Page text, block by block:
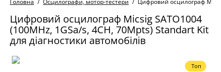
Головна Осцилографи, мотор-тестери Цифровий осцилограф
Цифровий осцилограф Micsig SATO1004
(100MHz, 1GSa/s, 4CH, 70Mpts) Standart Kit
для діагностики автомобілів
Топ